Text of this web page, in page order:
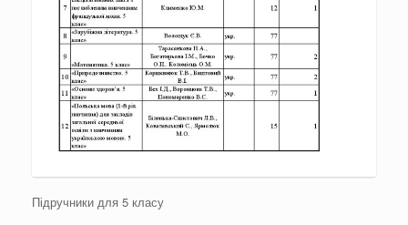
Підручники для 5 класу